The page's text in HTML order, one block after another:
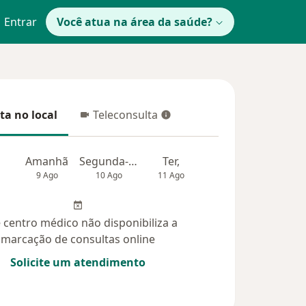
Entrar Você atua na área da saúde?
no local
no local Teleconsulta
Teleconsulta
Amanhã
9 Ago
Segunda-feira
10 Ago
Ter,
11 Ago
centro médico não disponibiliza a
marcação de consultas online
Solicite um atendimento